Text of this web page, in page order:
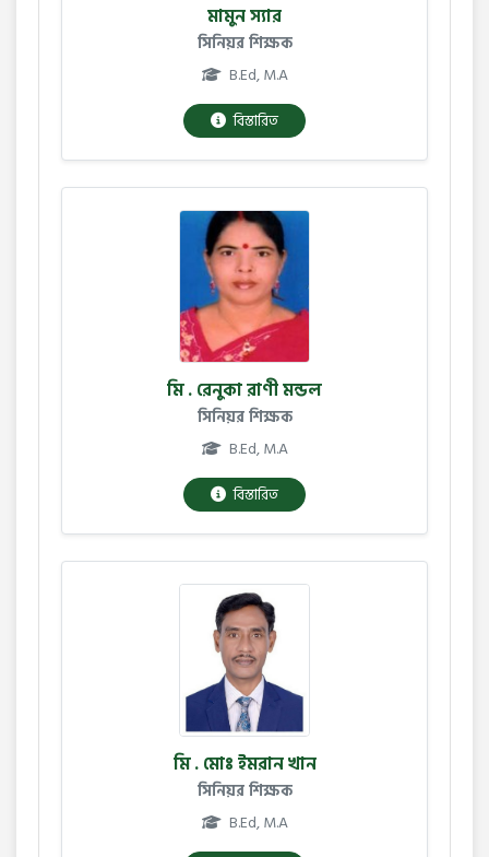
মামুন স্যার
সিনিয়র শিক্ষক
B.Ed, M.A
বিস্তারিত
মি . রেনুকা রাণী মন্ডল
সিনিয়র শিক্ষক
B.Ed, M.A
বিস্তারিত
মি . মোঃ ইমরান খান
সিনিয়র শিক্ষক
B.Ed, M.A